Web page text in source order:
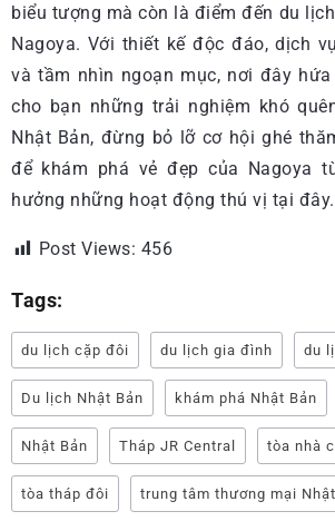
biểu tượng mà còn là điểm đến du
Nagoya. Với thiết kế độc đáo, dịch
và tầm nhìn ngoạn mục, nơi đây hứa
cho bạn những trải nghiệm khó
Nhật Bản, đừng bỏ lỡ cơ hội ghé
để khám phá vẻ đẹp của Nagoya
hưởng những hoạt động thú vị tại đây.
Post Views: 456
Tags:
du lịch cặp đôi du lịch gia đình du
Du lịch Nhật Bản khám phá Nhật Bản
Nhật Bản Tháp JR Central tòa nhà
tòa tháp đôi trung tâm thương mại